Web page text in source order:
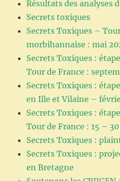
Résultats des analyses
Secrets toxiques
Secrets Toxiques –
morbihannaise : mai
Secrets Toxiques :
Tour de France :
Secrets Toxiques :
en Ille et Vilaine –
Secrets Toxiques :
Tour de France : 15 –
Secrets Toxiques :
Secrets Toxiques :
en Bretagne